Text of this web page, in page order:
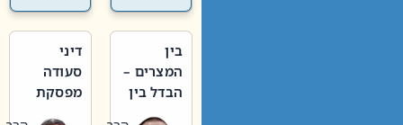
בין
המצרים –
הבדל בין
דיני
סעודה
מפסקת